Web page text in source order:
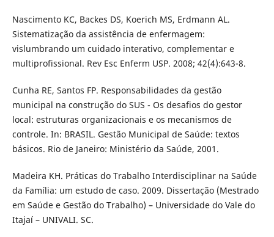
Nascimento KC, Backes DS, Koerich MS, Erdmann AL.
Sistematização da assistência de enfermagem:
vislumbrando um cuidado interativo, complementar e
multiprofissional. Rev Esc Enferm USP. 2008; 42(4):643-8.
Cunha RE, Santos FP. Responsabilidades da gestão
municipal na construção do SUS - Os desafios do gestor
local: estruturas organizacionais e os mecanismos de
controle. In: BRASIL. Gestão Municipal de Saúde: textos
básicos. Rio de Janeiro: Ministério da Saúde, 2001.
Madeira KH. Práticas do Trabalho Interdisciplinar na Saúde
da Família: um estudo de caso. 2009. Dissertação (Mestrado
em Saúde e Gestão do Trabalho) – Universidade do Vale do
Itajaí – UNIVALI. SC.